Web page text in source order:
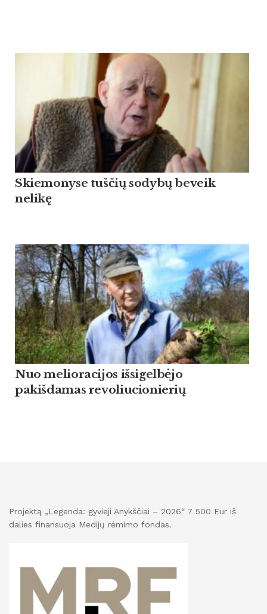
Skiemonyse tuščių sodybų beveik
nelikę
Nuo melioracijos išsigelbėjo
pakišdamas revoliucionierių
Projektą „Legenda: gyvieji Anykščiai – 2026“ 7 500 Eur iš
dalies finansuoja Medijų rėmimo fondas.